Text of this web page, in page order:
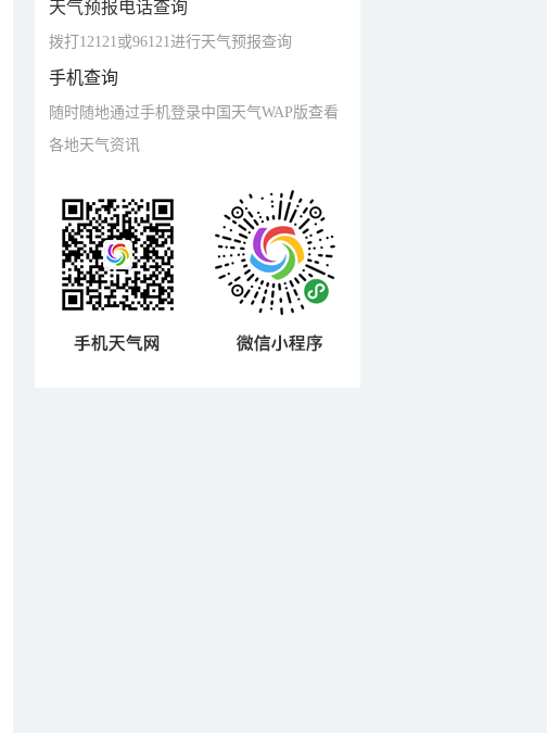
天气预报电话查询
拨打12121或96121进行天气预报查询
手机查询
随时随地通过手机登录中国天气WAP版查看
各地天气资讯